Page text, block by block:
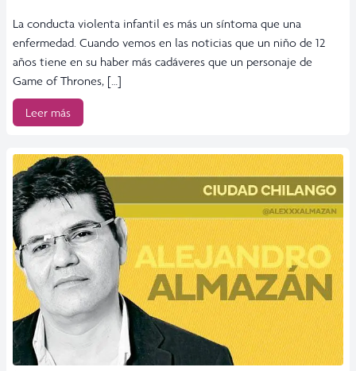
La conducta violenta infantil es más un síntoma que una
enfermedad. Cuando vemos en las noticias que un niño de 12
años tiene en su haber más cadáveres que un personaje de
Game of Thrones, […]
Leer más